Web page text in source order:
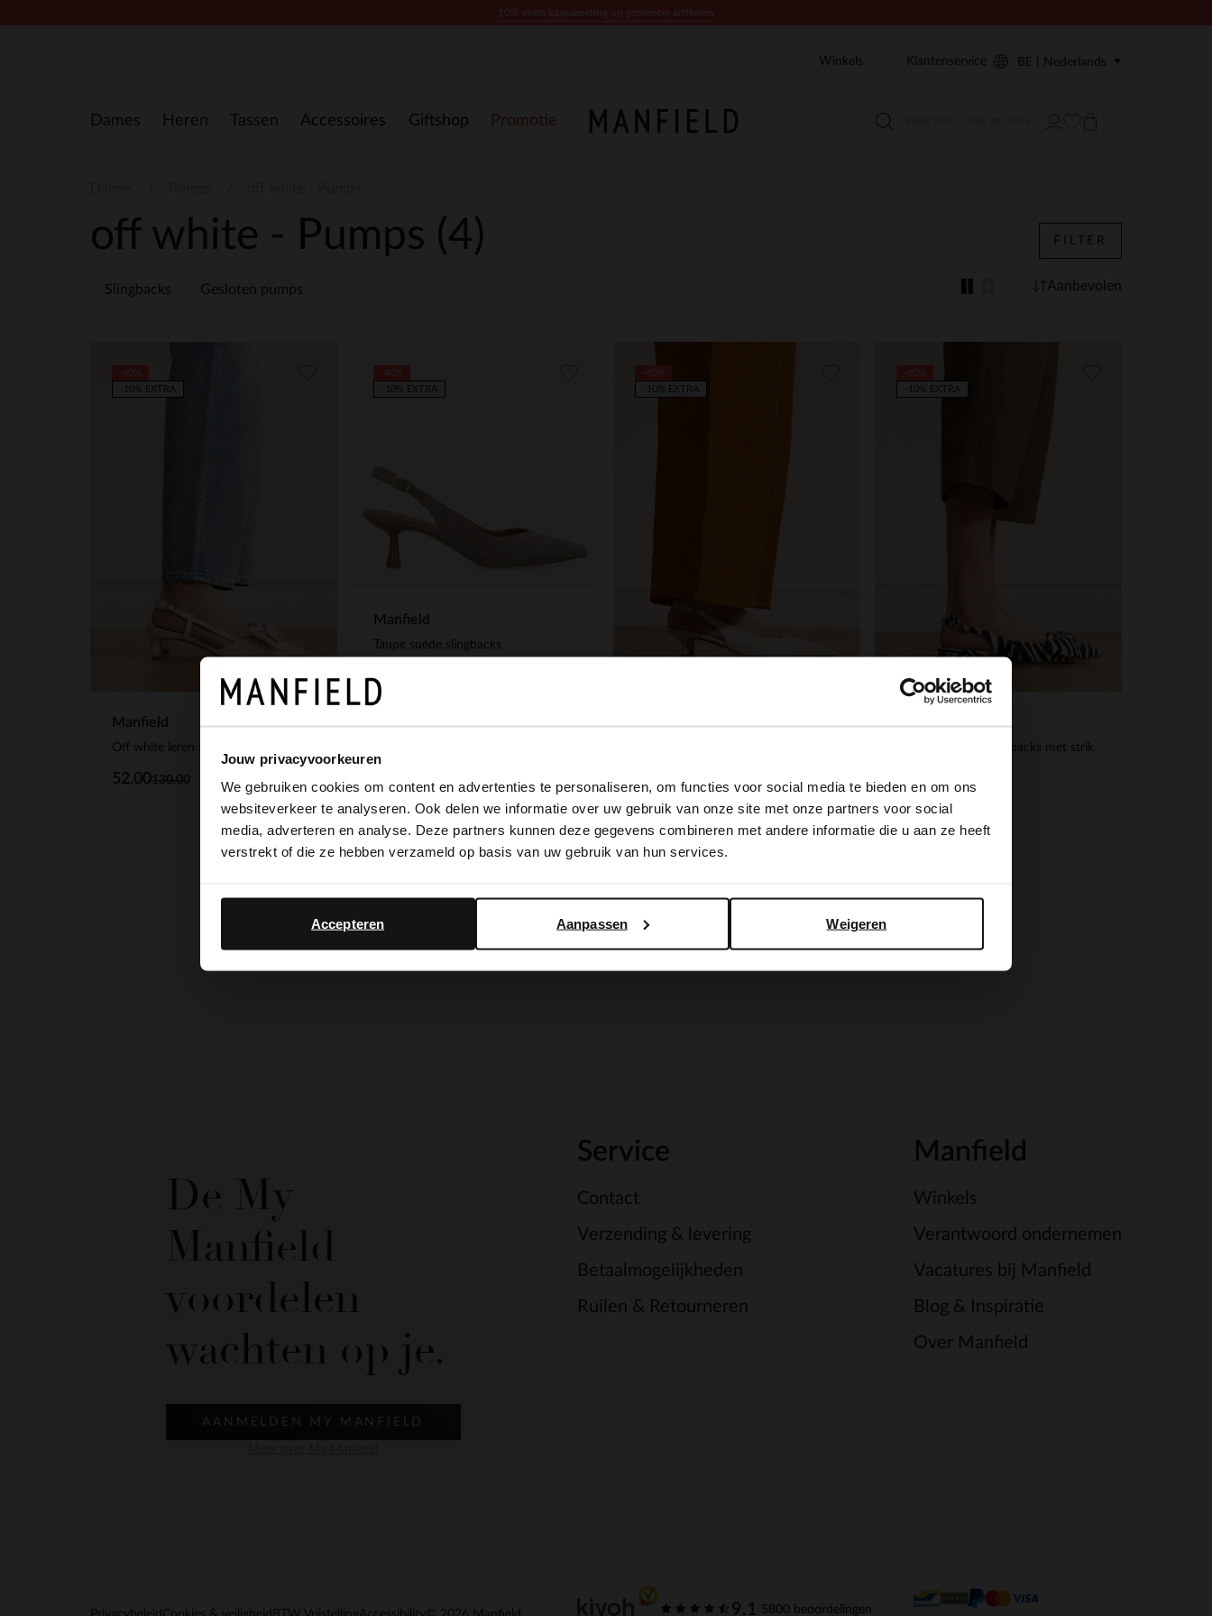
Jouw privacyvoorkeuren
We gebruiken cookies om content en advertenties te personaliseren, om functies voor social media te bieden en om ons
websiteverkeer te analyseren. Ook delen we informatie over uw gebruik van onze site met onze partners voor social
media, adverteren en analyse. Deze partners kunnen deze gegevens combineren met andere informatie die u aan ze heeft
verstrekt of die ze hebben verzameld op basis van uw gebruik van hun services.
Weigeren
Aanpassen
Accepteren
Dames Heren Tassen Accessoires Giftshop Promotie
Winkels Klantenservice BE | Nederlands
off white - Pumps (4)
Slingbacks Gesloten pumps
FILTER
Aanbevolen
Manfield
Off white leren slingbacks
130.00
52.00
-10% EXTRA
Manfield
Taupe suède slingbacks
77.99
-10% EXTRA
129.98
-10% EXTRA
Off white zebra slingbacks met strik
-10% EXTRA
De My
Manfield
voordelen
wachten op je.
AANMELDEN MY MANFIELD
Service
Contact
Verzending & levering
Betaalmogelijkheden
Ruilen & Retourneren
Manfield
Winkels
Verantwoord ondernemen
Vacatures bij Manfield
Blog & Inspiratie
Over Manfield
9.1 5800 beoordelingen
×
It looks like your language isn't Dutch. Would you like to